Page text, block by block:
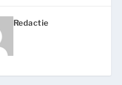
Redactie